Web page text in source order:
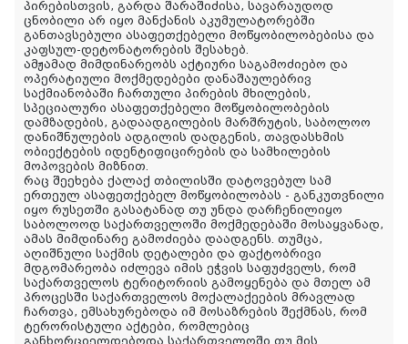
პირებისთვის, გარდა შარაშიძისა, სავარაუდოდ
ცნობილი არ იყო მანქანის აკუმულატორებში
განთავსებული ასაფეთქებელი მოწყობილობებისა და
კაფსულ-დეტონატორების შესახებ.
ამჟამად მიმდინარეობს აქტიური საგამოძიებო და
ოპერატიული მოქმედებები დანაშაულებრივ
საქმიანობაში ჩართული პირების მხილების,
სპეციალური ასაფეთქებელი მოწყობილობების
დამზადების, გადაადგილების მარშრუტის, საბოლოო
დანიშნულების ადგილის დადგენის, თავდასხმის
ობიექტების იდენტიფიცირების და სამხილების
მოპოვების მიზნით.
რაც შეეხება ქალაქ თბილისში დატოვებულ სამ
ერთეულ ასაფეთქებელ მოწყობილობას - განკუთვნილი
იყო რუსეთში გასატანად თუ უნდა დარჩენილიყო
საბოლოოდ საქართველოში მოქმედებაში მოსაყვანად,
ამას მიმდინარე გამოძიება დაადგენს. თუმცა,
აღიშნული საქმის დეტალები და ფაქტობრივი
მდგომარეობა იძლევა იმის ეჭვის საფუძველს, რომ
საქართველოს ტერიტორიის გამოყენება და მთელ ამ
პროცესში საქართველოს მოქალაქეების მრავლად
ჩართვა, ემსახურებოდა იმ მოსაზრების შექმნას, რომ
ტერორისტული აქტები, რომლებიც
განხორციელდებოდა საქართველოში თუ მის